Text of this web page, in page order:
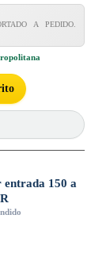
A PEDIDO.
150 a